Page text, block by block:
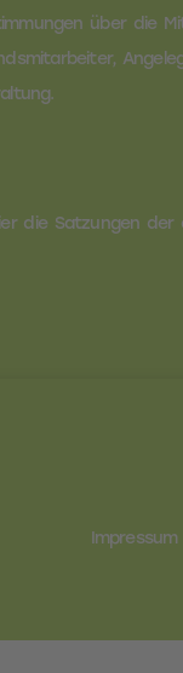
über
die Satzungen
Impressum